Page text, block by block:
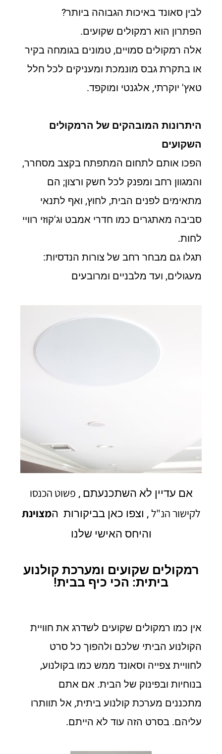
לבין סאונד באיכות הגבוהה ביותר?
הפתרון הוא רמקולים שקועים.
אלה רמקולים סמויים, טמונים בגומחה בקיר
או בתקרת גבס מונמכת ומעניקים לכל חלל
טאץ' יוקרתי, אלגנטי ומוקפד.
היתרונות המובהקים של הרמקולים
השקועים
הפכו אותם לתחום המתפתח בקצב מסחרר,
והמגוון רחב ומפנק לכל חשק ורצון; הם
מתאימים לפנים הבית, לחוץ, ואף לתנאי
סביבה מאתגרים כמו חדרי אמבט וג'קוזי רוויי
לחות.
תגלו גם מבחר רחב של צורות הנדסיות:
מעגולים, ועד מלבניים ומרובעים
אם עדיין לא השתכנעתם , פשוט הכנסו
לקישור הנ"ל , וצפו כאן בביקורות המצוינת
והיחס האישי שלנו
רמקולים שקועים ומערכת קולנוע
ביתית: הכי כיף בבית!
אין כמו רמקולים שקועים לשדרג את חוויית
הקולנוע הביתי שלכם ולהפוך כל סרט
לחוויית צפייה וסאונד ממש כמו בקולנוע,
בנוחיות ובפינוק של הבית. אם אתם
מתכננים מערכת קולנוע ביתית, אל תוותרו
עליהם. בסרט הזה עוד לא הייתם.